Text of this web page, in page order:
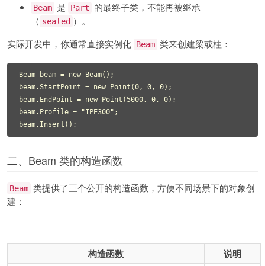
Beam 是 Part
的最终子类，不能再被继承
（ sealed ）。
实际开发中，你通常直接实例化 Beam 类来创建梁或柱：
Beam beam = new Beam();
beam.StartPoint = new Point(0, 0, 0);
beam.EndPoint = new Point(5000, 0, 0);
beam.Profile = "IPE300";
beam.Insert();
二、Beam 类的构造函数
Beam 类提供了三个公开的构造函数，方便不同场景下的对象创
建：
构造函数 说明